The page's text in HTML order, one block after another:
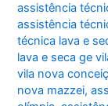
assistência
assistência
técnica lava e
lava e seca ge
vila nova
nova mazzei,